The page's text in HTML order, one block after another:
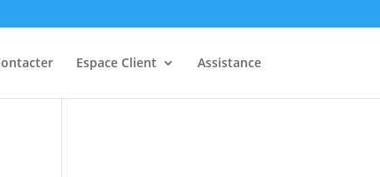
Espace Client Assistance